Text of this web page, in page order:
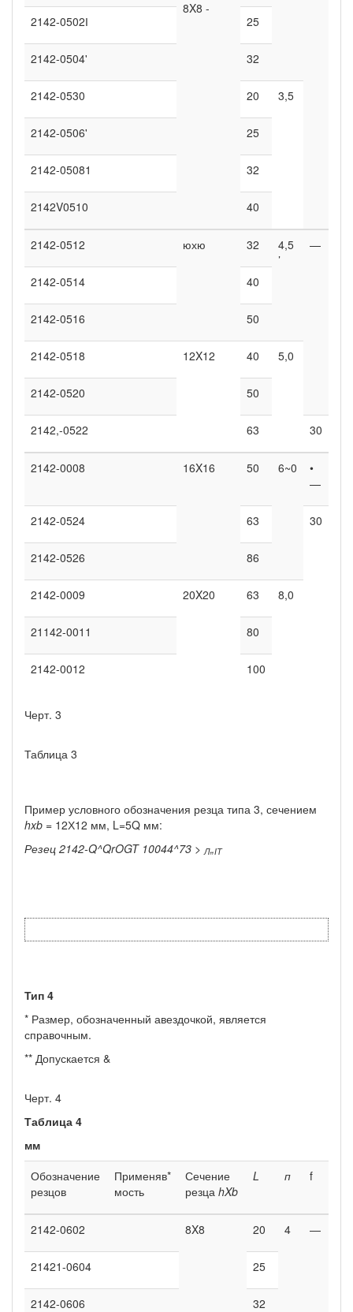
8X8 -
2142-0502І
25
2142-0504' 32
2142-0530 20 3,5
2142-0506' 25
2142-05081 32
2142V0510 40
2142-0512 юхю 32
4,5
’
—
2142-0514 40
2142-0516 50
2142-0518 12X12 40 5,0
2142-0520 50
2142,-0522 63 30
2142-0008 16X16 50 6~0
•
—
2142-0524 63 30
2142-0526 86
2142-0009 20X20 63 8,0
21142-0011 80
2142-0012 100
Черт. 3
Таблица 3
Пример условного обозначения резца типа 3, се­чением
hxb = 12Х12 мм, L=5Q мм:
Резец 2142-Q^QrOGT 10044^73 > Л„ІТ
Тип 4
* Размер, обозначенный авездочкой, является
справочным.
** Допускается &
Черт. 4
Таблица 4
мм
Обозначение
резцов
Применяв*
мость
Сечение
резца hXb
L п f
2142-0602 8X8 20 4 —
21421-0604 25
2142-0606 32